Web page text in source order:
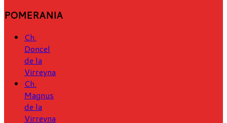
POMERANIA
Ch.
Doncel
de la
Virreyna
Ch.
Magnus
de la
Virreyna